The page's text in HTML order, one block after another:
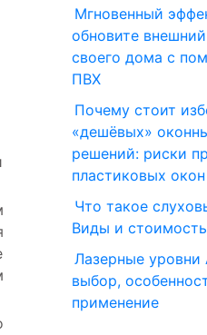
Мгновенный
обновите
своего дома с
ПВХ
Почему стоит
«дешёвых»
решений: риски
пластиковых окон
Что такое
Виды и стоимость
Лазерные уровни
выбор,
применение